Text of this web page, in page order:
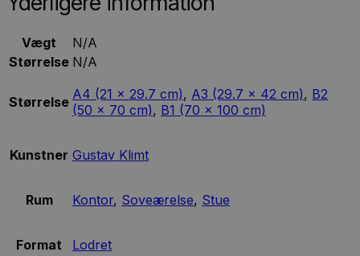
Vægt
N/A
Størrelse N/A
Størrelse A4 (21 x 29.7 cm), A3 (29.7 x 42 cm), B2
(50 x 70 cm), B1 (70 x 100 cm)
Kunstner Gustav Klimt
Rum Kontor, Soveærelse, Stue
Format Lodret